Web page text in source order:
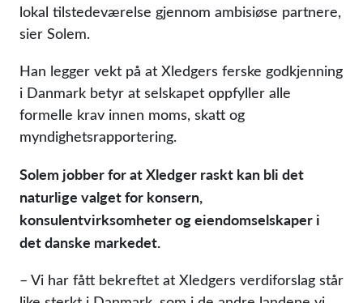
lokal tilstedeværelse gjennom ambisiøse partnere,
sier Solem.
Han legger vekt på at Xledgers ferske godkjenning
i Danmark betyr at selskapet oppfyller alle
formelle krav innen moms, skatt og
myndighetsrapportering.
Solem jobber for at Xledger raskt kan bli det
naturlige valget for konsern,
konsulentvirksomheter og eiendomselskaper i
det danske markedet.
– Vi har fått bekreftet at Xledgers verdiforslag står